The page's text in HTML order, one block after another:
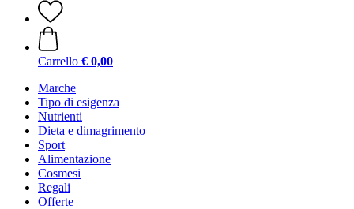
Carrello € 0,00
Marche
Tipo di esigenza
Nutrienti
Dieta e dimagrimento
Sport
Alimentazione
Cosmesi
Regali
Offerte